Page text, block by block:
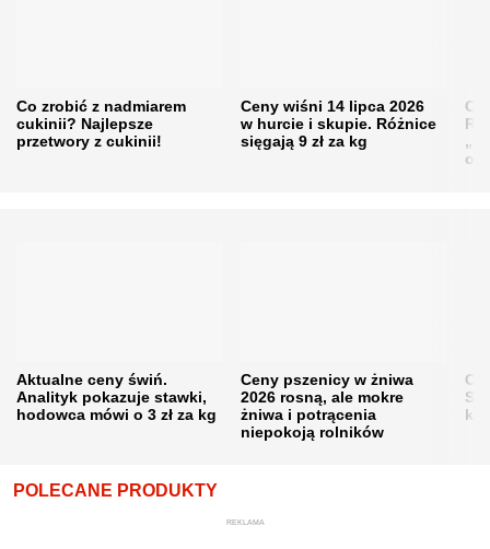
Co zrobić z nadmiarem
cukinii? Najlepsze
przetwory z cukinii!
Ceny wiśni 14 lipca 2026
w hurcie i skupie. Różnice
sięgają 9 zł za kg
Aktualne ceny świń.
Analityk pokazuje stawki,
hodowca mówi o 3 zł za kg
Ceny pszenicy w żniwa
2026 rosną, ale mokre
żniwa i potrącenia
niepokoją rolników
POLECANE PRODUKTY
REKLAMA